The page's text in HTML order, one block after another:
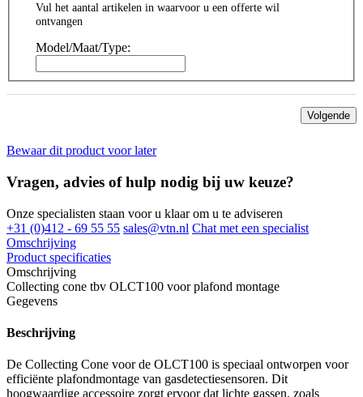
Vul het aantal artikelen in waarvoor u een offerte wil
ontvangen
Model/Maat/Type:
Volgende
Bewaar dit product voor later
Vragen, advies of hulp nodig bij uw keuze?
Onze specialisten staan voor u klaar om u te adviseren
+31 (0)412 - 69 55 55 sales@vtn.nl Chat met een specialist
Omschrijving
Product specificaties
Omschrijving
Collecting cone tbv OLCT100 voor plafond montage
Gegevens
Beschrijving
De Collecting Cone voor de OLCT100 is speciaal ontworpen voor
efficiënte plafondmontage van gasdetectiesensoren. Dit
hoogwaardige accessoire zorgt ervoor dat lichte gassen, zoals